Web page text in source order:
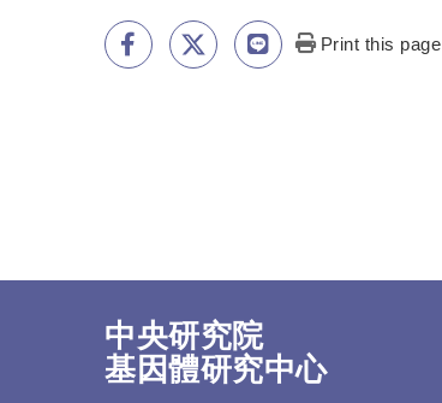
Print this page
中央研究院
基因體研究中心